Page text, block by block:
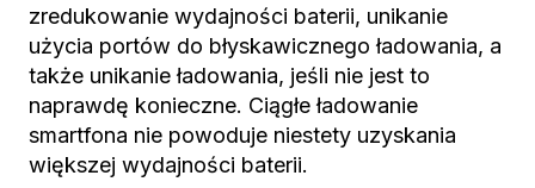
zredukowanie wydajności baterii, unikanie
użycia portów do błyskawicznego ładowania, a
także unikanie ładowania, jeśli nie jest to
naprawdę konieczne. Ciągłe ładowanie
smartfona nie powoduje niestety uzyskania
większej wydajności baterii.